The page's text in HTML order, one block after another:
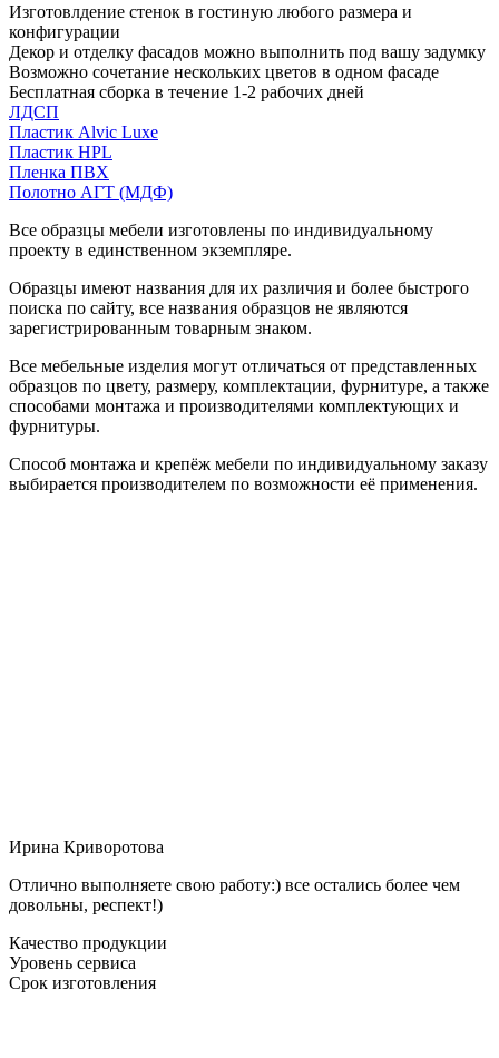
Изготовлдение стенок в гостиную любого размера и
конфигурации
Декор и отделку фасадов можно выполнить под вашу задумку
Возможно сочетание нескольких цветов в одном фасаде
Бесплатная сборка в течение 1-2 рабочих дней
ЛДСП
Пластик Alvic Luxe
Пластик HPL
Пленка ПВХ
Полотно АГТ (МДФ)
Все образцы мебели изготовлены по индивидуальному
проекту в единственном экземпляре.
Образцы имеют названия для их различия и более быстрого
поиска по сайту, все названия образцов не являются
зарегистрированным товарным знаком.
Все мебельные изделия могут отличаться от представленных
образцов по цвету, размеру, комплектации, фурнитуре, а также
способами монтажа и производителями комплектующих и
фурнитуры.
Способ монтажа и крепёж мебели по индивидуальному заказу
выбирается производителем по возможности её применения.
Ирина Криворотова
Отлично выполняете свою работу:) все остались более чем
довольны, респект!)
Качество продукции
Уровень сервиса
Срок изготовления